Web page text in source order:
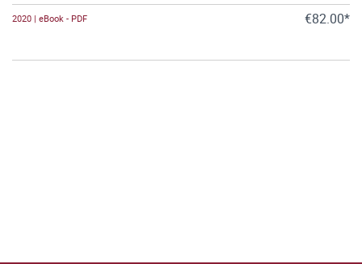
2020 | eBook - PDF €82.00*